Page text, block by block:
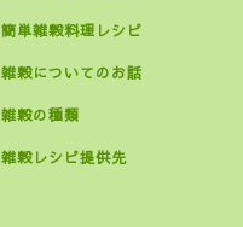
簡単雑穀料理レシピ
雑穀についてのお話
雑穀の種類
雑穀レシピ提供先